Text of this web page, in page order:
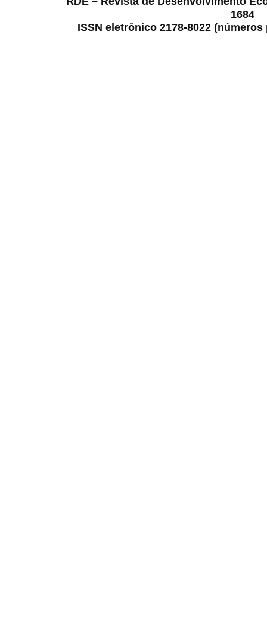
1684
ISSN eletrônico 2178-8022